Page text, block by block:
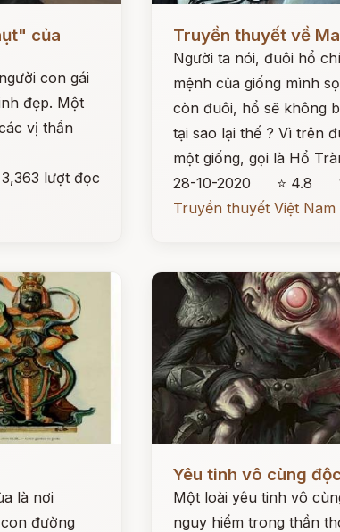
của
con gái
đẹp. Một
vị thần
3,363 lượt đọc
Đọc ngay
Truyền thuyết về
Người ta nói, đuôi hổ
mệnh của giống mình
còn đuôi, hổ sẽ không
tại sao lại thế ? Vì trên
một giống, gọi là Hổ
28-10-2020
⭐ 4.8
Truyền thuyết Việt Nam
là nơi
đường
Yêu tinh vô cùng
Một loài yêu tinh vô
nguy hiểm trong thần